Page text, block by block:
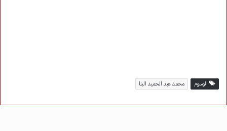
الوسوم محمد عبد الحميد البنا